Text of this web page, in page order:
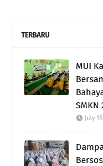
TERBARU
MUI
SMKN
July